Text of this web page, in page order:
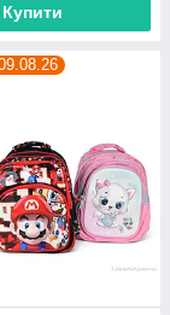
Купити